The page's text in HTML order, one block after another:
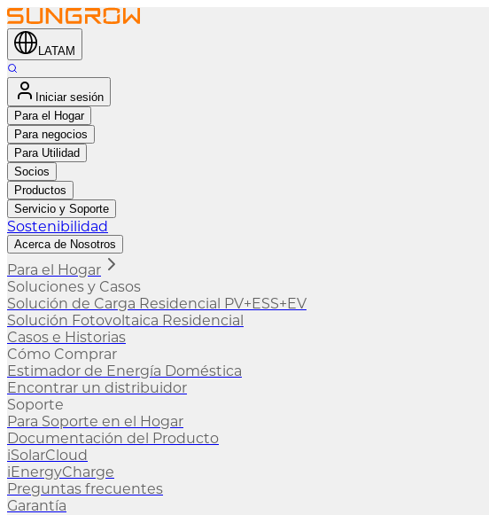
LATAM
Iniciar sesión
Para el Hogar
Para negocios
Para Utilidad
Socios
Productos
Servicio y Soporte
Sostenibilidad
Acerca de Nosotros
Para el Hogar
Soluciones y Casos
Solución de Carga Residencial PV+ESS+EV
Solución Fotovoltaica Residencial
Casos e Historias
Cómo Comprar
Estimador de Energía Doméstica
Encontrar un distribuidor
Soporte
Para Soporte en el Hogar
Documentación del Producto
iSolarCloud
iEnergyCharge
Preguntas frecuentes
Garantía